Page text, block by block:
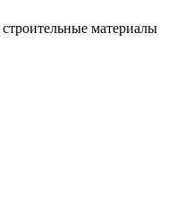
материалы